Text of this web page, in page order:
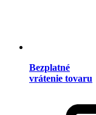
Bezplatné
vrátenie tovaru